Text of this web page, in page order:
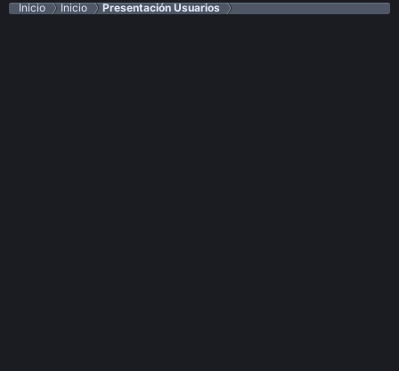
Inicio Inicio Presentación Usuarios